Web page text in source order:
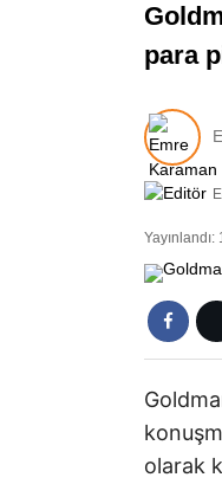
para
olarak